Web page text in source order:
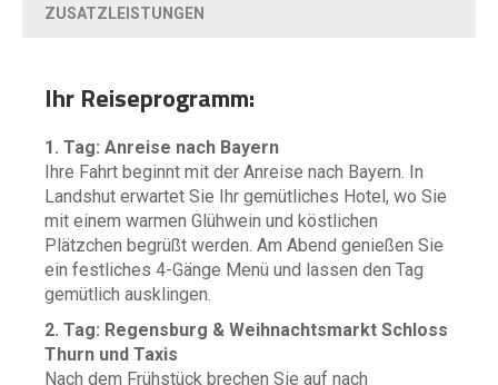
ZUSATZLEISTUNGEN
Ihr Reiseprogramm:
1. Tag: Anreise nach Bayern
Ihre Fahrt beginnt mit der Anreise nach Bayern. In
Landshut erwartet Sie Ihr gemütliches Hotel, wo Sie
mit einem warmen Glühwein und köstlichen
Plätzchen begrüßt werden. Am Abend genießen Sie
ein festliches 4-Gänge Menü und lassen den Tag
gemütlich ausklingen.
2. Tag: Regensburg & Weihnachtsmarkt Schloss
Thurn und Taxis
Nach dem Frühstück brechen Sie auf nach